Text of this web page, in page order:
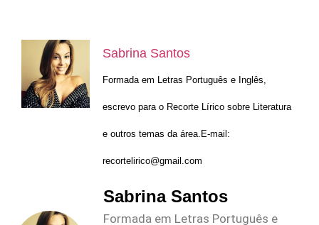
Sabrina Santos
Formada em Letras Português e Inglês,
escrevo para o Recorte Lírico sobre Literatura
e outros temas da área.E-mail:
recortelirico@gmail.com
Sabrina Santos
Formada em Letras Português e